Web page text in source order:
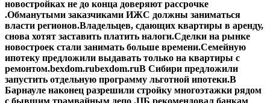
новостройках не до конца доверяют рассрочке
.Обманутыми заказчиками ИЖС должны заниматься
власти регионов.Владельцев, сдающих квартиры в аренду,
снова хотят заставить платить налоги.Сделки на рынке
новостроек стали занимать больше времени.Семейную
ипотеку предложили выдавать только на квартиры с
ремонтом.bexdom.rubexdom.ruВ Сибири предложили
запустить отдельную программу льготной ипотеки.В
Барнауле наконец разрешили стройку многоэтажки рядом
с бывшим трамвайным депо .ЦБ рекомендовал банкам